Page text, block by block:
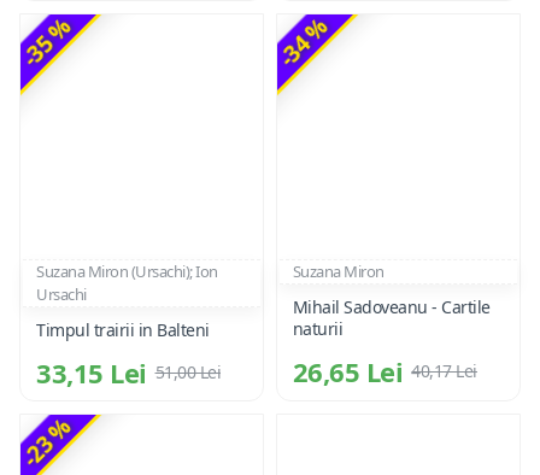
-35 %
Suzana Miron (Ursachi); Ion
Ursachi
Timpul trairii in Balteni
33,15 Lei 51,00 Lei
-34 %
Suzana Miron
Mihail Sadoveanu - Cartile
naturii
26,65 Lei 40,17 Lei
-23 %